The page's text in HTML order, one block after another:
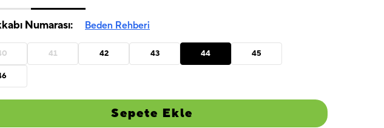
Numarası: Beden Rehberi
41 42 43 44 45
Sepete Ekle